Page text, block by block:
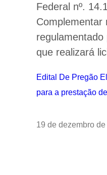
Federal nº.
Complementar
que realizará
Edital De Pregão
para a prestação
19 de dezembro